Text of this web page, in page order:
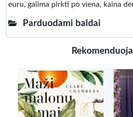
euru, galima pirkti po viena, kaina
Parduodami baldai